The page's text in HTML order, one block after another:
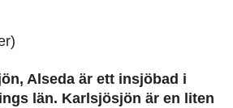
Alseda är ett insjöbad i
län. Karlsjösjön är en liten